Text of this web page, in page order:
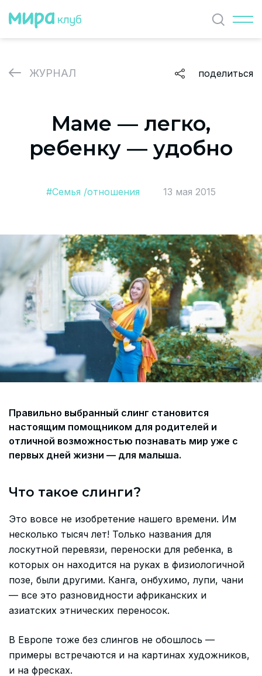
Найти
ЖУРНАЛ поделиться
Маме — легко,
ребенку — удобно
#Семья /отношения 13 мая 2015
Правильно выбранный слинг становится
настоящим помощником для родителей и
отличной возможностью познавать мир уже с
первых дней жизни — для малыша.
Что такое слинги?
Это вовсе не изобретение нашего времени. Им
несколько тысяч лет! Только названия для
лоскутной перевязи, переноски для ребенка, в
которых он находится на руках в физиологичной
позе, были другими. Канга, онбухимо, лупи, чани
— все это разновидности африканских и
азиатских этнических переносок.
В Европе тоже без слингов не обошлось —
примеры встречаются и на картинах художников,
и на фресках.
СОБЫТИЯ
ПАРТНЕРЫ
О проекте
Согласие на обработку персональных данных
СОГЛАСИЕ на получение рекламных сообщений и
информации Пользователя МИРА ID
Контакты
Политика и соглашение на обработку